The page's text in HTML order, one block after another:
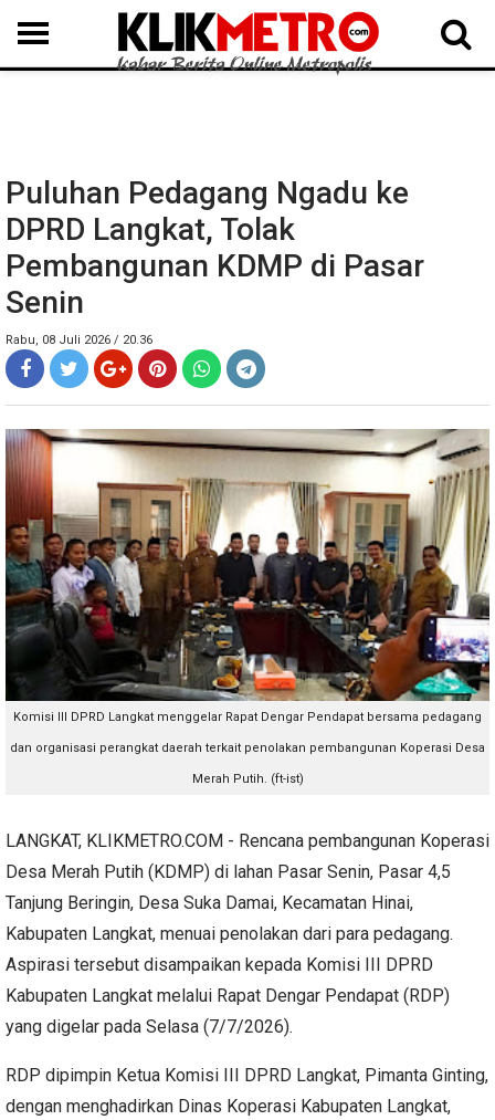
MEDAN LANGKAT DAIRI SAMOSIR TAPUT BATUBARA DELISERDANG
Puluhan Pedagang Ngadu ke
DPRD Langkat, Tolak
Pembangunan KDMP di Pasar
Senin
Rabu, 08 Juli 2026 / 20.36
Komisi III DPRD Langkat menggelar Rapat Dengar Pendapat bersama pedagang
dan organisasi perangkat daerah terkait penolakan pembangunan Koperasi Desa
Merah Putih. (ft-ist)
LANGKAT, KLIKMETRO.COM - Rencana pembangunan Koperasi
Desa Merah Putih (KDMP) di lahan Pasar Senin, Pasar 4,5
Tanjung Beringin, Desa Suka Damai, Kecamatan Hinai,
Kabupaten Langkat, menuai penolakan dari para pedagang.
Aspirasi tersebut disampaikan kepada Komisi III DPRD
Kabupaten Langkat melalui Rapat Dengar Pendapat (RDP)
yang digelar pada Selasa (7/7/2026).
RDP dipimpin Ketua Komisi III DPRD Langkat, Pimanta Ginting,
dengan menghadirkan Dinas Koperasi Kabupaten Langkat,